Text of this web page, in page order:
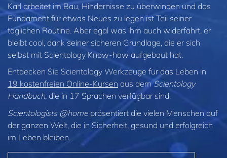
Karl arbeitet im Bau, Hindernisse zu überwinden und das
Fundament für etwas Neues zu legen ist Teil seiner
täglichen Routine. Aber egal was ihm auch widerfährt, er
bleibt cool, dank seiner sicheren Grundlage, die er sich
selbst mit Scientology Know-how aufgebaut hat.
Entdecken Sie Scientology Werkzeuge für das Leben in
19 kostenfreien Online‑Kursen aus demScientology
Handbuch, die in 17 Sprachen verfügbar sind.
Scientologists @home präsentiert die vielen Menschen auf
der ganzen Welt, die in Sicherheit, gesund und erfolgreich
im Leben bleiben.